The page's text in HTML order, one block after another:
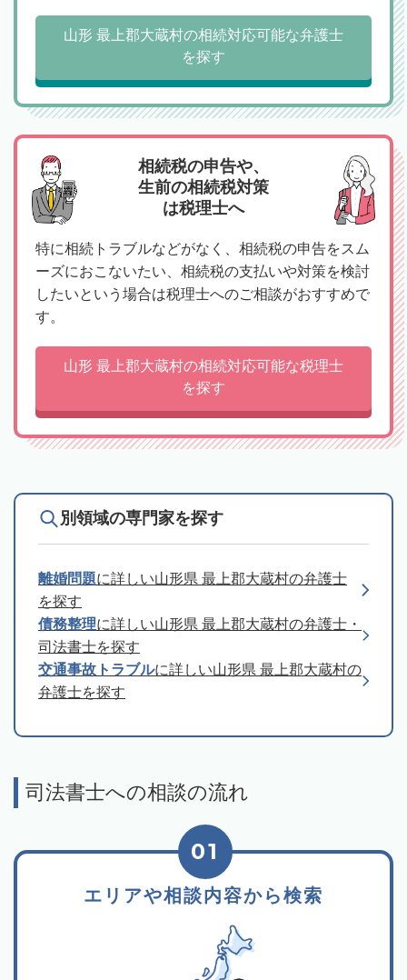
山形 最上郡大蔵村の相続対応可能な弁護士
を探す
相続税の申告や、
生前の相続税対策
は税理士へ
特に相続トラブルなどがなく、相続税の申告をスム
ーズにおこないたい、相続税の支払いや対策を検討
したいという場合は税理士へのご相談がおすすめで
す。
山形 最上郡大蔵村の相続対応可能な税理士
を探す
別領域の専門家を探す
離婚問題に詳しい山形県 最上郡大蔵村の弁護士
を探す
債務整理に詳しい山形県 最上郡大蔵村の弁護士・
司法書士を探す
交通事故トラブルに詳しい山形県 最上郡大蔵村の
弁護士を探す
司法書士への相談の流れ
エリアや相談内容から検索
01